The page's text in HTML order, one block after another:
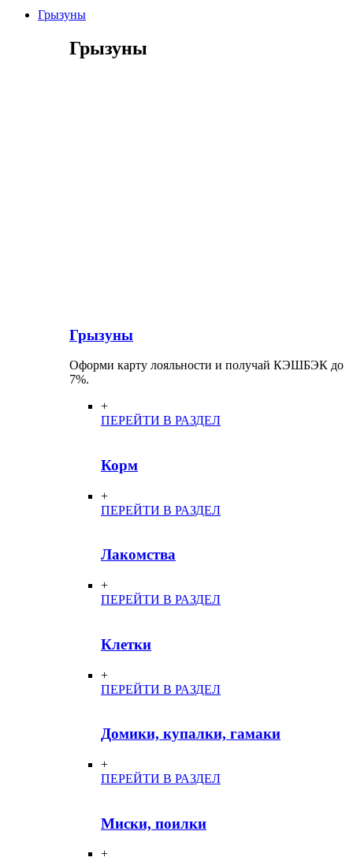
Грызуны
Грызуны
Грызуны
Оформи карту лояльности и получай КЭШБЭК до
7%.
+
ПЕРЕЙТИ В РАЗДЕЛ
Корм
+
ПЕРЕЙТИ В РАЗДЕЛ
Лакомства
+
ПЕРЕЙТИ В РАЗДЕЛ
Клетки
+
ПЕРЕЙТИ В РАЗДЕЛ
Домики, купалки, гамаки
+
ПЕРЕЙТИ В РАЗДЕЛ
Миски, поилки
+